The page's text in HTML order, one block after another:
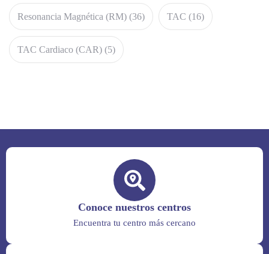
Resonancia Magnética (RM) (36) TAC (16)
TAC Cardiaco (CAR) (5)
Conoce nuestros centros
Encuentra tu centro más cercano